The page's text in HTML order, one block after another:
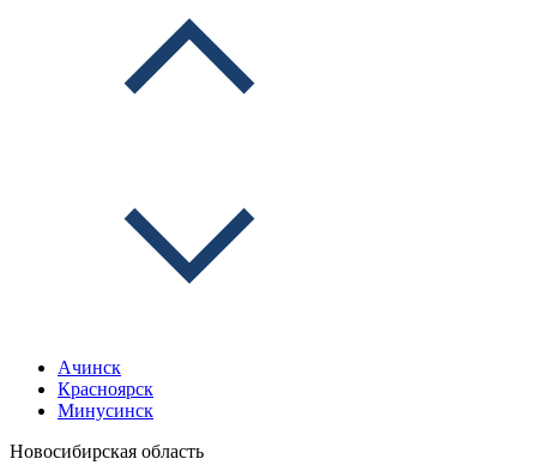
Ачинск
Красноярск
Минусинск
Новосибирская область